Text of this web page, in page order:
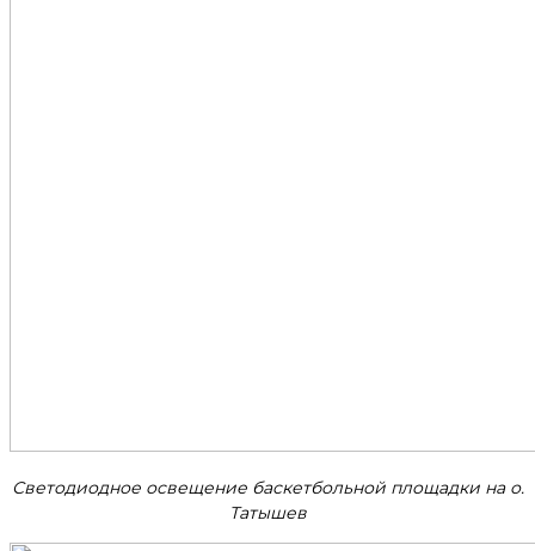
Светодиодное освещение баскетбольной площадки на о.
Татышев